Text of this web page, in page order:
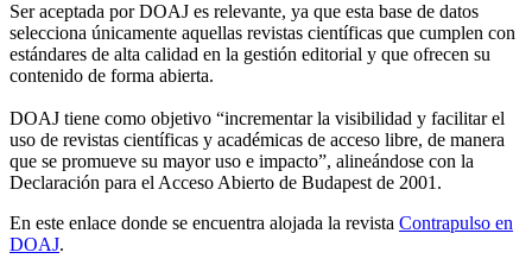
Ser aceptada por DOAJ es relevante, ya que esta base de datos
selecciona únicamente aquellas revistas científicas que cumplen con
estándares de alta calidad en la gestión editorial y que ofrecen su
contenido de forma abierta.
DOAJ tiene como objetivo “incrementar la visibilidad y facilitar el
uso de revistas científicas y académicas de acceso libre, de manera
que se promueve su mayor uso e impacto”, alineándose con la
Declaración para el Acceso Abierto de Budapest de 2001.
En este enlace donde se encuentra alojada la revista Contrapulso en
DOAJ.